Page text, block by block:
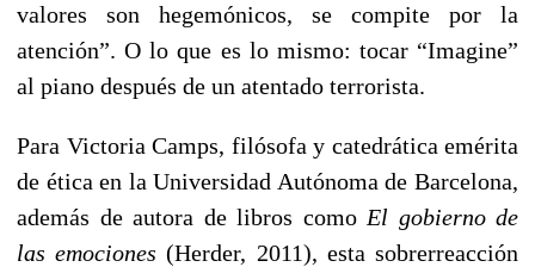
valores son hegemónicos, se compite por la
atención”. O lo que es lo mismo: tocar “Imagine”
al piano después de un atentado terrorista.
Para Victoria Camps, filósofa y catedrática emérita
de ética en la Universidad Autónoma de Barcelona,
además de autora de libros como El gobierno de
las emociones (Herder, 2011), esta sobrerreacción